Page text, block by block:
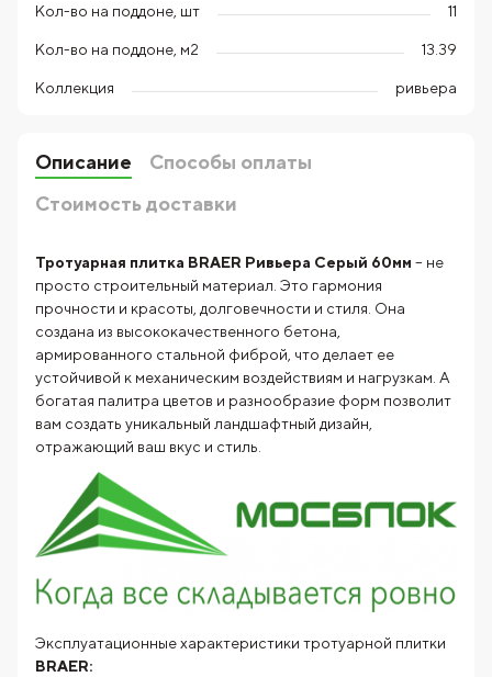
Кол-во на поддоне, шт 11
Кол-во на поддоне, м2 13.39
Коллекция ривьера
Описание
Способы оплаты
Стоимость доставки
Тротуарная плитка BRAER Ривьера Серый 60мм – не
просто строительный материал. Это гармония
прочности и красоты, долговечности и стиля. Она
создана из высококачественного бетона,
армированного стальной фиброй, что делает ее
устойчивой к механическим воздействиям и нагрузкам. А
богатая палитра цветов и разнообразие форм позволит
вам создать уникальный ландшафтный дизайн,
отражающий ваш вкус и стиль.
Эксплуатационные характеристики тротуарной плитки
BRAER: